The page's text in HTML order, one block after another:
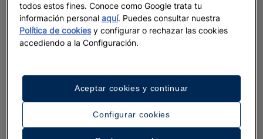
todos estos fines. Conoce como Google trata tu
información personalaquí. Puedes consultar nuestra
Política de cookiesy configurar o rechazar las cookies
accediendo a la Configuración.
Configurar cookies
Aceptar cookies y continuar